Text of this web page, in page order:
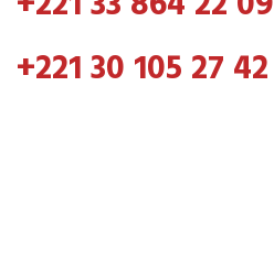
+221 30 105 27 42